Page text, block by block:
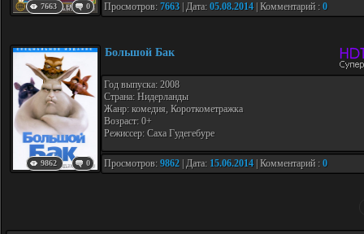
7663 0 Просмотров: 7663 | Дата: 05.08.2014 | Комментарий : 0
9862 0
Большой Бак
Год выпуска: 2008
Страна: Нидерланды
Жанр: комедия, Короткометражка
Возраст: 0+
Режиссер: Саха Гудегебуре
Просмотров: 9862 | Дата: 15.06.2014 | Комментарий : 0